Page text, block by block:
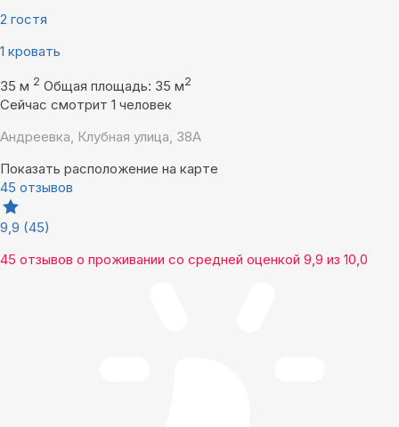
2 гостя
1 кровать
35 м 2 Общая площадь: 35 м2
Сейчас смотрит 1 человек
Андреевка, Клубная улица, 38А
Показать расположение на карте
45 отзывов
9,9 (45)
45 отзывов о проживании со средней оценкой 9,9 из 10,0